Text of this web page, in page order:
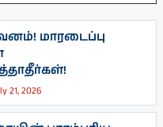
மாரடைப்பு
21, 2026